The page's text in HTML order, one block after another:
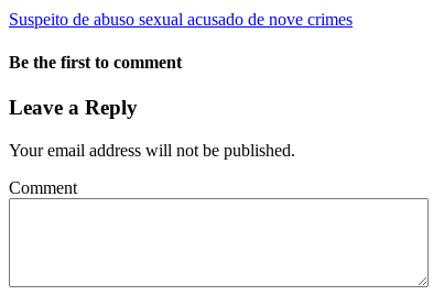
Suspeito de abuso sexual acusado de nove crimes
Be the first to comment
Leave a Reply
Your email address will not be published.
Comment